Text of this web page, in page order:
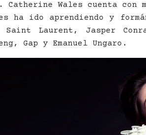
Catherine Wales cuenta
ha ido aprendiendo y
Saint Laurent, Jasper
Gap y Emanuel Ungaro.